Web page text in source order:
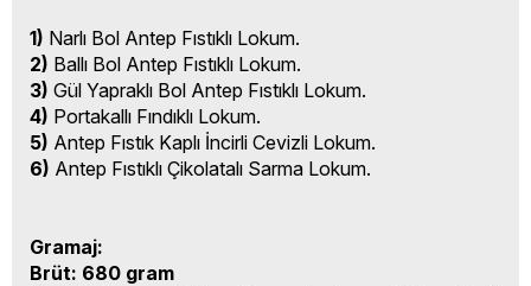
1) Narlı Bol Antep Fıstıklı Lokum.
2) Ballı Bol Antep Fıstıklı Lokum.
3) Gül Yapraklı Bol Antep Fıstıklı Lokum.
4) Portakallı Fındıklı Lokum.
5) Antep Fıstık Kaplı İncirli Cevizli Lokum.
6) Antep Fıstıklı Çikolatalı Sarma Lokum.
Gramaj:
Brüt: 680 gram